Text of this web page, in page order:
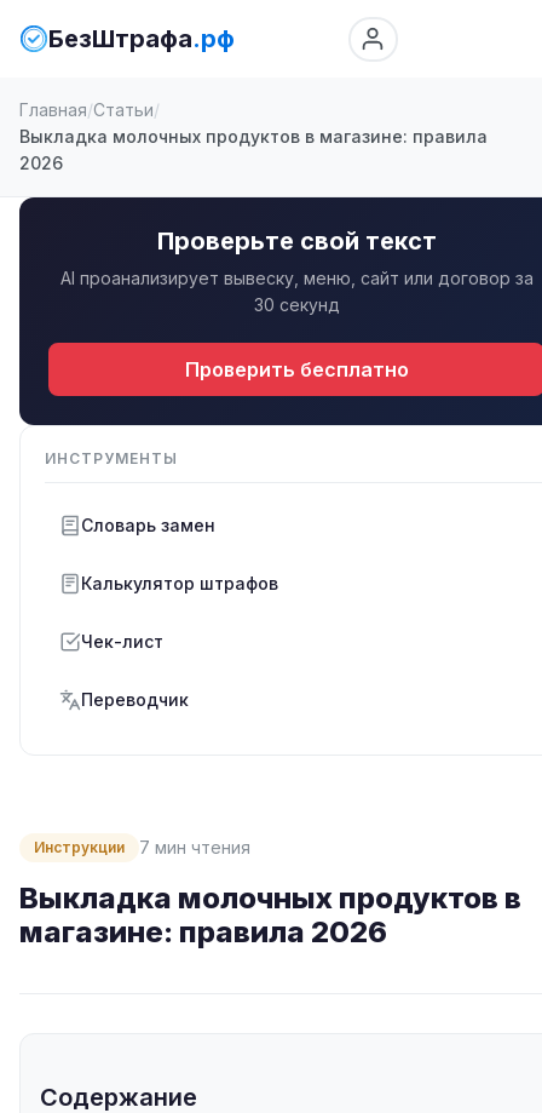
БезШтрафа.рф
Главная Статьи
Выкладка молочных продуктов в магазине: правила
2026
Инструкции 7 мин чтения
Выкладка молочных продуктов в
магазине: правила 2026
Содержание
Проверьте свой текст
AI проанализирует вывеску, меню, сайт или договор за
30 секунд
Проверить бесплатно
ИНСТРУМЕНТЫ
Словарь замен
Калькулятор штрафов
Чек-лист
Переводчик